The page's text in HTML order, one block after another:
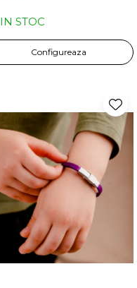
IN STOC
Configureaza